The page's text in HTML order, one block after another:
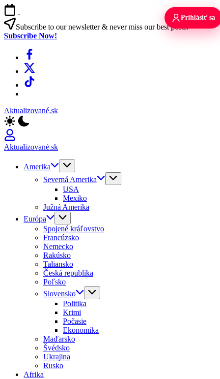
Skip
to
content
-
Subscribe to our newsletter & never miss our best posts.
Subscribe Now!
Facebook
X
TikTok
Aktualizované.sk
Aktualizované.sk
Amerika
Severná Amerika
USA
Mexiko
Južná Amerika
Európa
Spojené kráľovstvo
Francúzsko
Nemecko
Rakúsko
Taliansko
Česká republika
Poľsko
Slovensko
Politika
Krimi
Počasie
Ekonomika
Maďarsko
Švédsko
Ukrajina
Rusko
Afrika
Prihlásiť sa